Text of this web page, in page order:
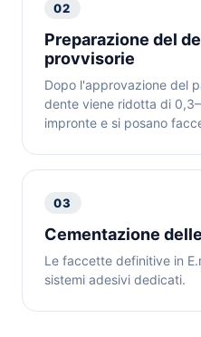
02
Preparazione del
provvisorie
Dopo l'approvazione del
dente viene ridotta di
impronte e si posano
03
Cementazione
Le faccette definitive in
sistemi adesivi dedicati.